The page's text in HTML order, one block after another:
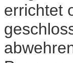
errichtet